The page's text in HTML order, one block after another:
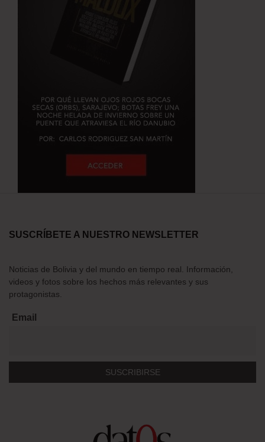
SUSCRÍBETE A NUESTRO NEWSLETTER
Noticias de Bolivia y del mundo en tiempo real. Información,
videos y fotos sobre los hechos más relevantes y sus
protagonistas.
Email